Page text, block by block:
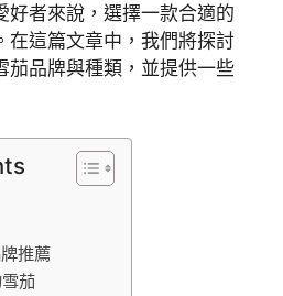
好者來說，選擇一款合適的
在這篇文章中，我們將探討
茄品牌與種類，並提供一些
推薦
茄